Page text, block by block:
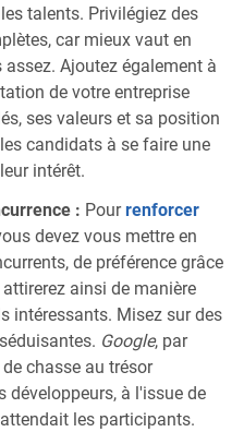
talents. Privilégiez des
car mieux vaut en
Ajoutez également à
de votre entreprise
ses valeurs et sa position
candidats à se faire une
intérêt.
: Pourrenforcer
devez vous mettre en
de préférence grâce
ainsi de manière
intéressants. Misez sur des
Google, par
chasse au trésor
développeurs, à l'issue de
les participants.